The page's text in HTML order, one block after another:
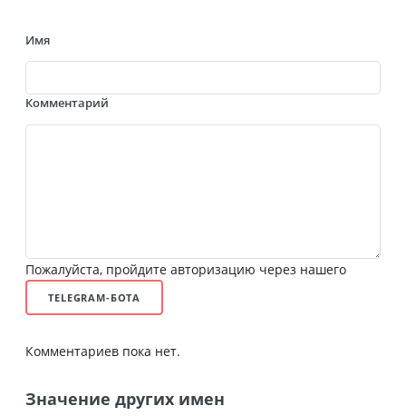
Имя
Комментарий
Пожалуйста, пройдите авторизацию через нашего
TELEGRAM-БОТА
Комментариев пока нет.
Значение других имен